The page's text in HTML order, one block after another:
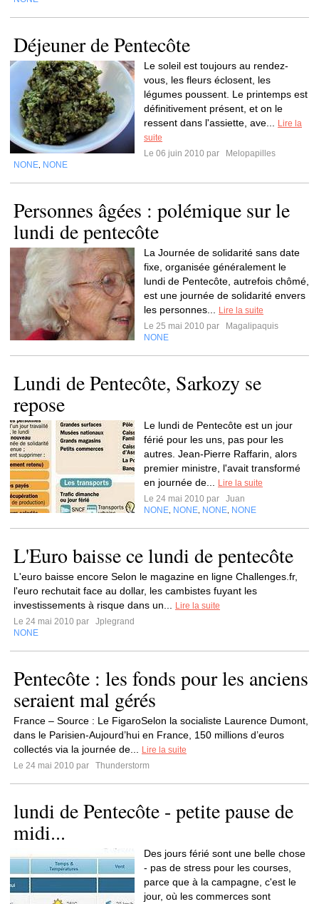
Déjeuner de Pentecôte
Le soleil est toujours au rendez-
vous, les fleurs éclosent, les
légumes poussent. Le printemps est
définitivement présent, et on le
ressent dans l'assiette, ave...
Lire la
suite
Le 06 juin 2010 par
Melopapilles
NONE NONE
Personnes âgées : polémique sur le
lundi de pentecôte
La Journée de solidarité sans date
fixe, organisée généralement le
lundi de Pentecôte, autrefois chômé,
est une journée de solidarité envers
les personnes...
Lire la suite
Le 25 mai 2010 par
Magalipaquis
NONE
Lundi de Pentecôte, Sarkozy se
repose
Le lundi de Pentecôte est un jour
férié pour les uns, pas pour les
autres. Jean-Pierre Raffarin, alors
premier ministre, l'avait transformé
en journée de...
Lire la suite
Le 24 mai 2010 par
Juan
NONE NONE NONE NONE
L'Euro baisse ce lundi de pentecôte
L'euro baisse encore Selon le magazine en ligne Challenges.fr,
l'euro rechutait face au dollar, les cambistes fuyant les
investissements à risque dans un...
Lire la suite
Le 24 mai 2010 par
Jplegrand
NONE
Pentecôte : les fonds pour les anciens
seraient mal gérés
France – Source : Le FigaroSelon la socialiste Laurence Dumont,
dans le Parisien-Aujourd’hui en France, 150 millions d’euros
collectés via la journée de...
Lire la suite
Le 24 mai 2010 par
Thunderstorm
lundi de Pentecôte - petite pause de
midi...
Des jours férié sont une belle chose
- pas de stress pour les courses,
parce que à la campagne, c'est le
jour, où les commerces sont